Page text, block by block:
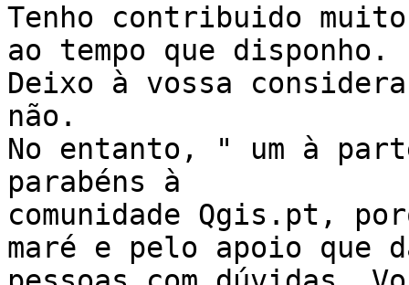
Tenho contribuido
ao tempo que disponho.
Deixo à vossa
não.
No entanto, " um à
parabéns à
comunidade Qgis.pt,
maré e pelo apoio que